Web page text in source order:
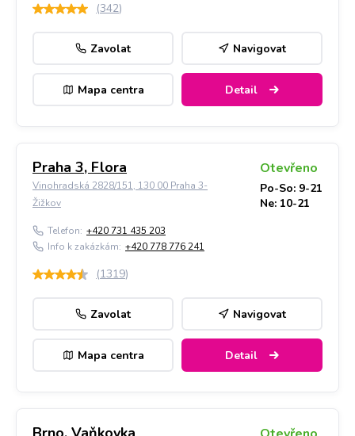
(342)
Zavolat Navigovat
Mapa centra Detail
Praha 3, Flora
Vinohradská 2828/151, 130 00 Praha 3-
Žižkov
Otevřeno
Po-So: 9-21
Ne: 10-21
Telefon: +420 731 435 203
Info k zakázkám: +420 778 776 241
(1319)
Zavolat Navigovat
Mapa centra Detail